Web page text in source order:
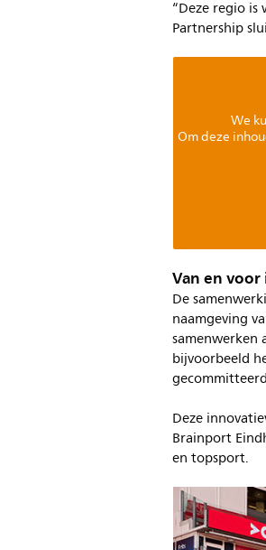
“Deze regio
Partnership
We
Om deze
Van en
De
naamgeving
samenwerken
bijvoorbeeld
Deze
Brainport
en topsport.